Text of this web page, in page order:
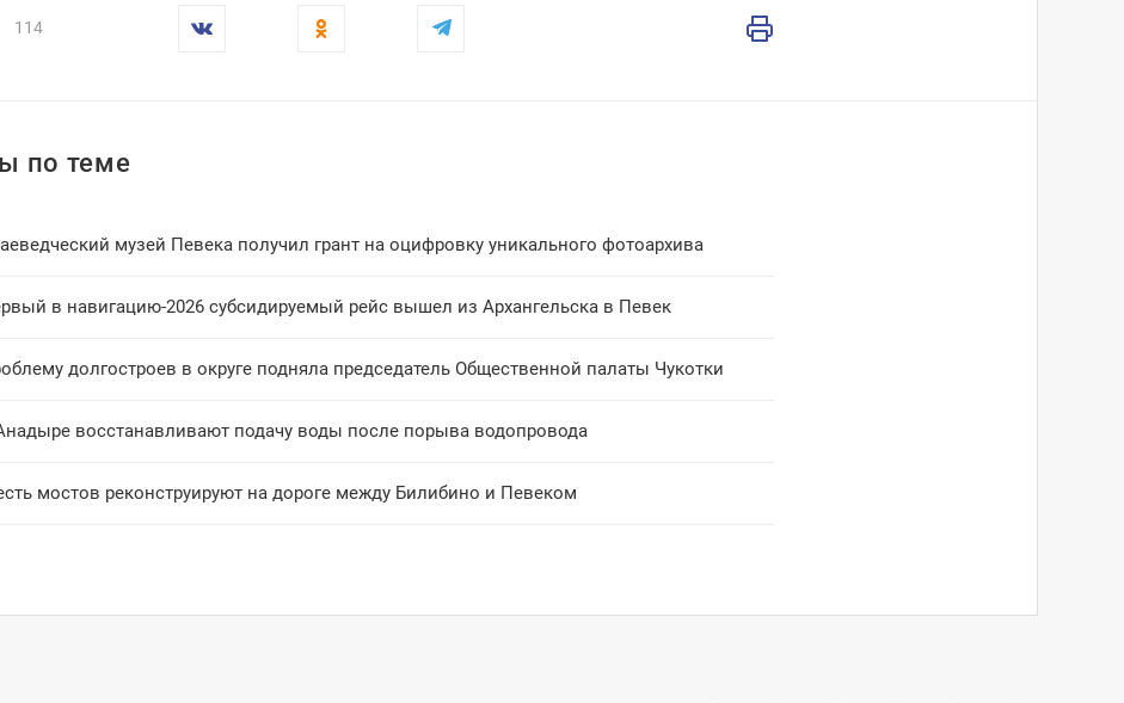
114
по теме
музей Певека получил грант на оцифровку уникального фотоархива
в навигацию-2026 субсидируемый рейс вышел из Архангельска в Певек
долгостроев в округе подняла председатель Общественной палаты Чукотки
восстанавливают подачу воды после порыва водопровода
мостов реконструируют на дороге между Билибино и Певеком